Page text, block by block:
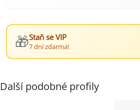
🎁Staň se VIP
7 dní zdarma!
Další podobné profily